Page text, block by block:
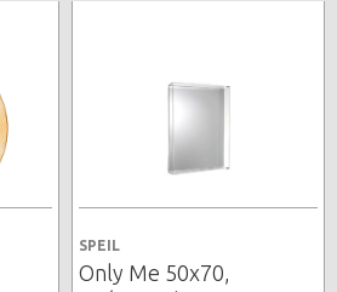
SPEIL
Only Me 50x70,